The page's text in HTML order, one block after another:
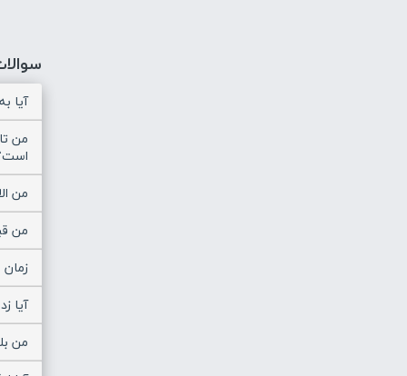
آیا
من
من
من
آیا
من